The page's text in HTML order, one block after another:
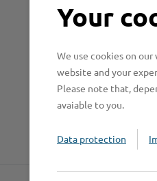
Your
We use cookies on
website and your
Please note that,
avaiable to you.
Data protection